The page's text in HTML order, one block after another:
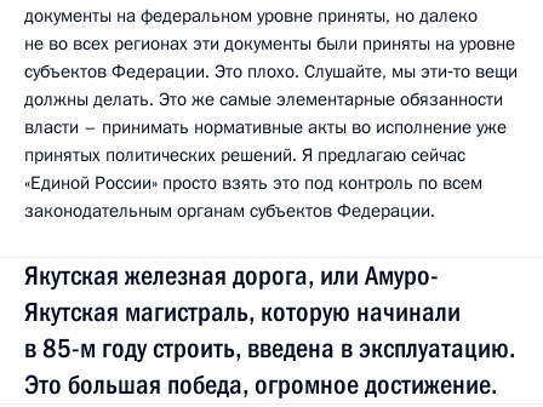
документы на федеральном уровне приняты, но далеко
не во всех регионах эти документы были приняты на уровне
субъектов Федерации. Это плохо. Слушайте, мы эти‑то вещи
должны делать. Это же самые элементарные обязанности
власти – принимать нормативные акты во исполнение уже
принятых политических решений. Я предлагаю сейчас
«Единой России» просто взять это под контроль по всем
законодательным органам субъектов Федерации.
Якутская железная дорога, или Амуро-
Якутская магистраль, которую начинали
в 85-м году строить, введена в эксплуатацию.
Это большая победа, огромное достижение.